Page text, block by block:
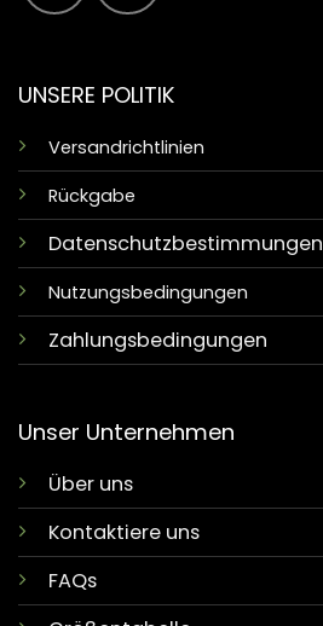
UNSERE POLITIK
Versandrichtlinien
Rückgabe
Datenschutzbestimmungen
Nutzungsbedingungen
Zahlungsbedingungen
Unser Unternehmen
Über uns
Kontaktiere uns
FAQs